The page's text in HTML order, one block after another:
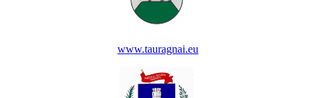
www.tauragnai.eu